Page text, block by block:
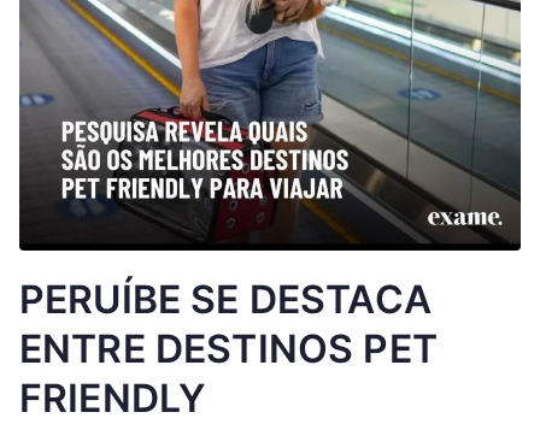
PERUÍBE SE DESTACA
ENTRE DESTINOS PET
FRIENDLY